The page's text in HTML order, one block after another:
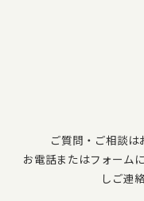
ご質問・ご相談は
お電話またはフォーム
しご連